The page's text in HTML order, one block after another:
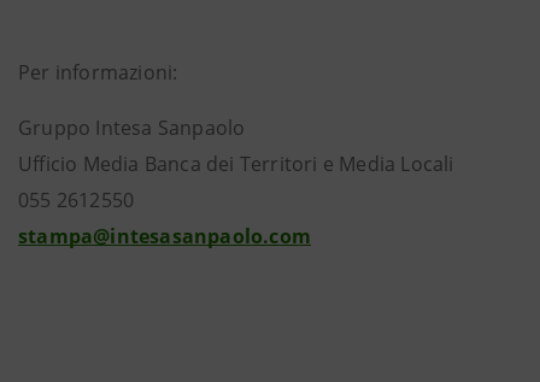
Per informazioni:
Gruppo Intesa Sanpaolo
Ufficio Media Banca dei Territori e Media Locali
055 2612550
stampa@intesasanpaolo.com